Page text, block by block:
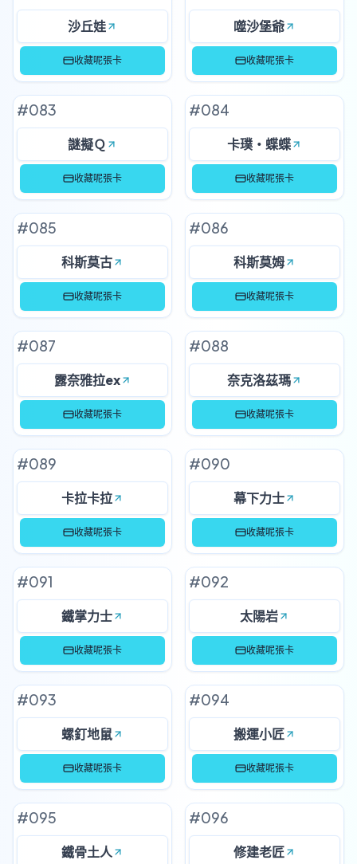
沙丘娃
收藏呢張卡
噬沙堡爺
收藏呢張卡
#083
謎擬Ｑ
收藏呢張卡
#084
卡璞・蝶蝶
收藏呢張卡
#085
科斯莫古
收藏呢張卡
#086
科斯莫姆
收藏呢張卡
#087
露奈雅拉ex
收藏呢張卡
#088
奈克洛茲瑪
收藏呢張卡
#089
卡拉卡拉
收藏呢張卡
#090
幕下力士
收藏呢張卡
#091
鐵掌力士
收藏呢張卡
#092
太陽岩
收藏呢張卡
#093
螺釘地鼠
收藏呢張卡
#094
搬運小匠
收藏呢張卡
#095
鐵骨土人
#096
修建老匠